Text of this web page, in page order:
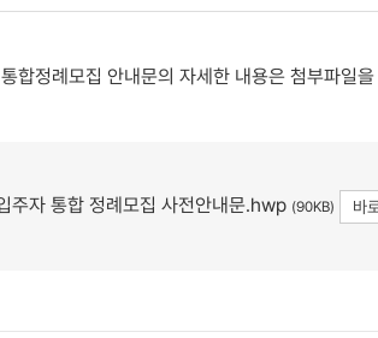
합정례모집 안내문의 자세한 내용은 첨부파일
주자 통합 정례모집 사전안내문.hwp (90KB) 바